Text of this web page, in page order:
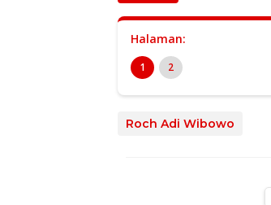
Halaman:
1 2
Roch Adi Wibowo